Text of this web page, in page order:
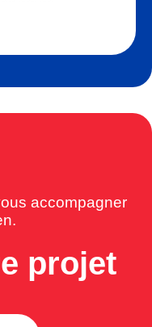
accompagner
projet